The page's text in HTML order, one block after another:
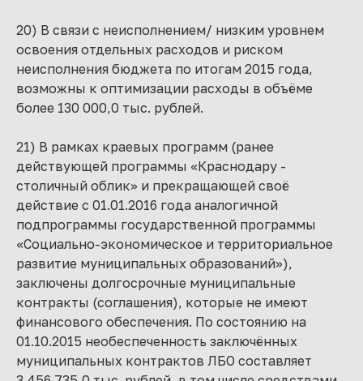
20) В связи с неисполнением/ низким уровнем
освоения отдельных расходов и риском
неисполнения бюджета по итогам 2015 года,
возможны к оптимизации расходы в объёме
более 130 000,0 тыс. рублей.
21) В рамках краевых программ (ранее
действующей программы «Краснодару -
столичный облик» и прекращающей своё
действие с 01.01.2016 года аналогичной
подпрограммы государственной программы
«Социально-экономическое и территориальное
развитие муниципальных образований»),
заключены долгосрочные муниципальные
контракты (соглашения), которые не имеют
финансового обеспечения. По состоянию на
01.10.2015 необеспеченность заключённых
муниципальных контрактов ЛБО составляет